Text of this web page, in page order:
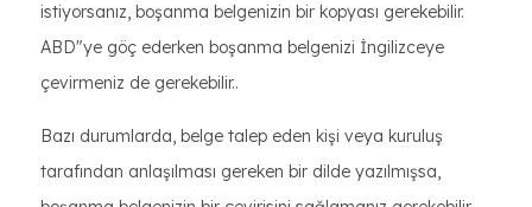
istiyorsanız, boşanma belgenizin bir kopyası gerekebilir.
ABD"ye göç ederken boşanma belgenizi İngilizceye
çevirmeniz de gerekebilir..
Bazı durumlarda, belge talep eden kişi veya kuruluş
tarafından anlaşılması gereken bir dilde yazılmışsa,